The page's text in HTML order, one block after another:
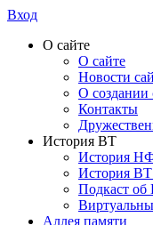
Вход
О сайте
О сайте
Новости
О создании
Контакты
История ВТ
История
История ВТ
Подкаст
Аллея памяти